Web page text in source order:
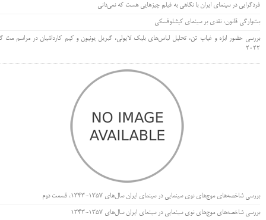
فردگرایی در سینمای ایران با نگاهی به فیلم چیزهایی هست که نمی‌دانی
بت‌وارگی قانون، نقدی بر سینمای کیشلوفسکی
بررسی حضور ابژه و غیاب تن، تحلیل لباس‌های بلیک لایولی، گبریل یونیون و کیم کارداشیان در مراسم مت
۲۰۲۲
بررسی شاخصه‌های موج‌های نوی سینمایی در سینمای ایران سال‌های 1357-1343، قسمت دوم
بررسی شاخصه‌های موج‌های نوی سینمایی در سینمای ایران سال‌های 1357-1343